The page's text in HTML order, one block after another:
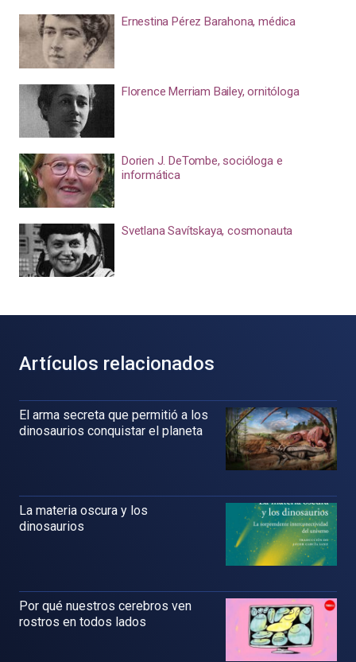
Ernestina Pérez Barahona, médica
Florence Merriam Bailey, ornitóloga
Dorien J. DeTombe, socióloga e
informática
Svetlana Savítskaya, cosmonauta
Artículos relacionados
El arma secreta que permitió a los
dinosaurios conquistar el planeta
La materia oscura y los
dinosaurios
Por qué nuestros cerebros ven
rostros en todos lados